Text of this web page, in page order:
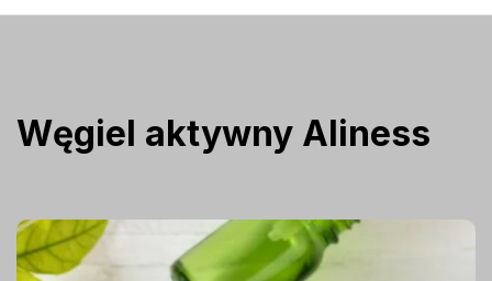
Węgiel aktywny Aliness